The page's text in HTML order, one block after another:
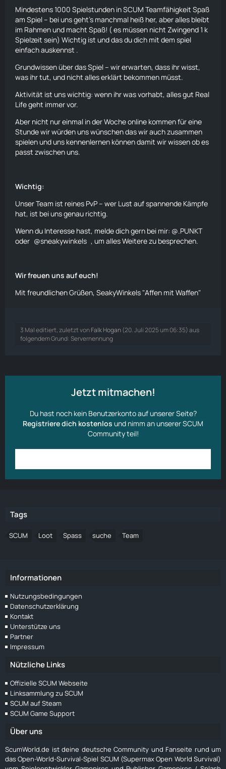
Mindestens 1000 Spielstunden in SCUM Teamfähigkeit Spaß
am Spiel – bei uns geht’s manchmal heiß her, aber alles bleibt
im Rahmen und macht Spaß! ( es müssen nicht Zwingend 1 k
Spielzeit sein) Wichtig ist und das du dich mit dem spiel
einfach auskennst .
Grundwissen über das Spiel – wir erwarten, dass ihr wisst,
was ihr tut, und nicht alles erklärt bekommen müsst.
Aktivität ist uns wichtig: wenn ihr was vorhabt, alles gut Real
Life geht immer vor.
Aber nicht nur einmal in der Woche online kommen für eine
Stunde wir würden uns wünschen das wir auch zusammen
spielen und uns kennenlernen können damit wir wissen ob es
passt zwischen uns.
Wichtig:
Unser Team ist reines PvP – wer Lust auf spannende Kämpfe
hat, ist bei uns genau richtig.
Wenn du Interesse hast, melde dich gern bei mir: @.PUNKT
oder
sneakywinkels , um alles Weitere zu besprechen.
Wir freuen uns auf euch!
Mit freundlichen Grüßen, SeakyWinkels "Affen mit Waffen"
3 Mal editiert, zuletzt vonFalk Hogan(20. Juli 2025 um 06:35) aus
folgendem Grund: Servernennung
Jetzt mitmachen!
Du hast noch kein Benutzerkonto auf unserer Seite?
Registriere dich kostenlos und nimm an unserer SCUM
Community teil!
Tags
SCUM Loot Spass suche Team
Informationen
Nutzungsbedingungen
Datenschutzerklärung
Kontakt
Unterstütze uns
Partner
Impressum
Nützliche Links
Offizielle SCUM Webseite
Linksammlung zu SCUM
SCUM auf Steam
SCUM Game Support
Über uns
ScumWorld.de ist deine deutsche Community und Fanseite rund um
das Open-World-Survival-Spiel SCUM (Supermax Open World Survival)